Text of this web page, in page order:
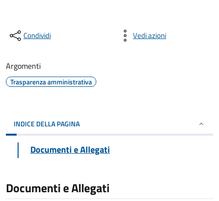
Condividi Vedi azioni
Argomenti
Trasparenza amministrativa
INDICE DELLA PAGINA
Documenti e Allegati
Documenti e Allegati